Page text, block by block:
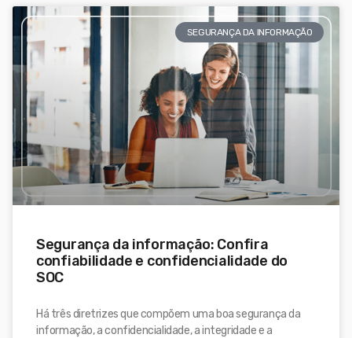
SEGURANÇA DA INFORMAÇÃO
Segurança da informação: Confira
confiabilidade e confidencialidade do
SOC
Há três diretrizes que compõem uma boa segurança da
informação, a confidencialidade, a integridade e a